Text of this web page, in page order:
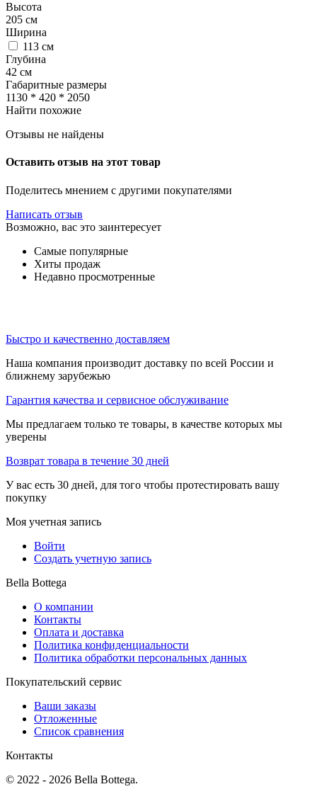
Высота
205 см
Ширина
113 см
Глубина
42 см
Габаритные размеры
1130 * 420 * 2050
Найти похожие
Отзывы не найдены
Оставить отзыв на этот товар
Поделитесь мнением с другими покупателями
Написать отзыв
Возможно, вас это заинтересует
Самые популярные
Хиты продаж
Недавно просмотренные
Быстро и качественно доставляем
Наша компания производит доставку по всей России и
ближнему зарубежью
Гарантия качества и сервисное обслуживание
Мы предлагаем только те товары, в качестве которых мы
уверены
Возврат товара в течение 30 дней
У вас есть 30 дней, для того чтобы протестировать вашу
покупку
Моя учетная запись
Войти
Создать учетную запись
Bella Bottega
О компании
Контакты
Оплата и доставка
Политика конфиденциальности
Политика обработки персональных данных
Покупательский сервис
Ваши заказы
Отложенные
Список сравнения
Контакты
© 2022 - 2026 Bella Bottega.